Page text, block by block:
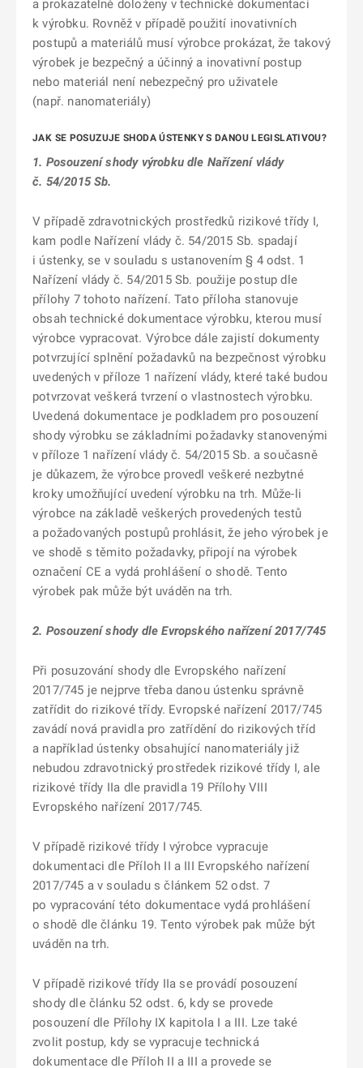
a prokazatelně doloženy v technické dokumentaci
k výrobku. Rovněž v případě použití inovativních
postupů a materiálů musí výrobce prokázat, že takový
výrobek je bezpečný a účinný a inovativní postup
nebo materiál není nebezpečný pro uživatele
(např. nanomateriály)
JAK SE POSUZUJE SHODA ÚSTENKY S DANOU LEGISLATIVOU?
1. Posouzení shody výrobku dle Nařízení vlády
č. 54/2015 Sb.
V případě zdravotnických prostředků rizikové třídy I,
kam podle Nařízení vlády č. 54/2015 Sb. spadají
i ústenky, se v souladu s ustanovením § 4 odst. 1
Nařízení vlády č. 54/2015 Sb. použije postup dle
přílohy 7 tohoto nařízení. Tato příloha stanovuje
obsah technické dokumentace výrobku, kterou musí
výrobce vypracovat. Výrobce dále zajistí dokumenty
potvrzující splnění požadavků na bezpečnost výrobku
uvedených v příloze 1 nařízení vlády, které také budou
potvrzovat veškerá tvrzení o vlastnostech výrobku.
Uvedená dokumentace je podkladem pro posouzení
shody výrobku se základními požadavky stanovenými
v příloze 1 nařízení vlády č. 54/2015 Sb. a současně
je důkazem, že výrobce provedl veškeré nezbytné
kroky umožňující uvedení výrobku na trh. Může-li
výrobce na základě veškerých provedených testů
a požadovaných postupů prohlásit, že jeho výrobek je
ve shodě s těmito požadavky, připojí na výrobek
označení CE a vydá prohlášení o shodě. Tento
výrobek pak může být uváděn na trh.
2. Posouzení shody dle Evropského nařízení 2017/745
Při posuzování shody dle Evropského nařízení
2017/745 je nejprve třeba danou ústenku správně
zatřídit do rizikové třídy. Evropské nařízení 2017/745
zavádí nová pravidla pro zatřídění do rizikových tříd
a například ústenky obsahující nanomateriály již
nebudou zdravotnický prostředek rizikové třídy I, ale
rizikové třídy IIa dle pravidla 19 Přílohy VIII
Evropského nařízení 2017/745.
V případě rizikové třídy I výrobce vypracuje
dokumentaci dle Příloh II a III Evropského nařízení
2017/745 a v souladu s článkem 52 odst. 7
po vypracování této dokumentace vydá prohlášení
o shodě dle článku 19. Tento výrobek pak může být
uváděn na trh.
V případě rizikové třídy IIa se provádí posouzení
shody dle článku 52 odst. 6, kdy se provede
posouzení dle Přílohy IX kapitola I a III. Lze také
zvolit postup, kdy se vypracuje technická
dokumentace dle Příloh II a III a provede se